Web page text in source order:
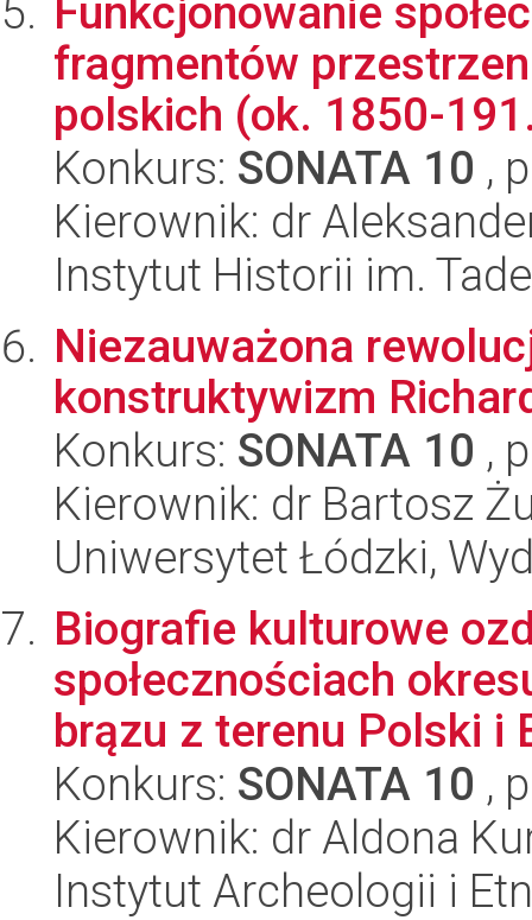
Funkcjonowanie
fragmentów
polskich (ok. 1850-
Konkurs: SONATA 10 ,
Kierownik: dr
Instytut Historii im.
Niezauważona
konstruktywizm
Konkurs: SONATA 10 ,
Kierownik: dr Bartosz
Uniwersytet Łódzki,
Biografie kulturowe
społecznościach
brązu z terenu Polski i
Konkurs: SONATA 10 ,
Kierownik: dr Aldona
Instytut Archeologii i